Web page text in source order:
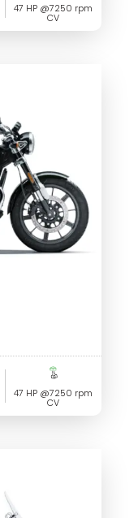
47 HP @7250 rpm
CV
47 HP @7250 rpm
CV